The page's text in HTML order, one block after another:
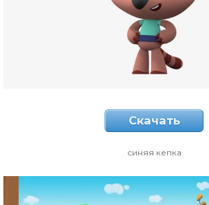
Скачать
синяя кепка